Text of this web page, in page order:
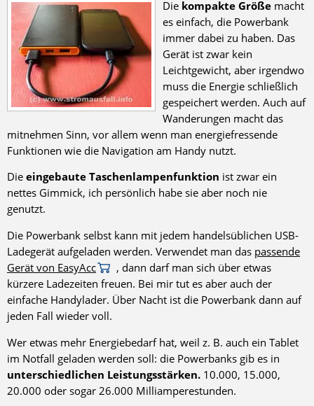
Die kompakte Größe macht
es einfach, die Powerbank
immer dabei zu haben. Das
Gerät ist zwar kein
Leichtgewicht, aber irgendwo
muss die Energie schließlich
gespeichert werden. Auch auf
Wanderungen macht das
mitnehmen Sinn, vor allem wenn man energiefressende
Funktionen wie die Navigation am Handy nutzt.
Die eingebaute Taschenlampenfunktion ist zwar ein
nettes Gimmick, ich persönlich habe sie aber noch nie
genutzt.
Die Powerbank selbst kann mit jedem handelsüblichen USB-
Ladegerät aufgeladen werden. Verwendet man das passende
Gerät von EasyAcc
, dann darf man sich über etwas
kürzere Ladezeiten freuen. Bei mir tut es aber auch der
einfache Handylader. Über Nacht ist die Powerbank dann auf
jeden Fall wieder voll.
Wer etwas mehr Energiebedarf hat, weil z. B. auch ein Tablet
im Notfall geladen werden soll: die Powerbanks gib es in
unterschiedlichen Leistungsstärken. 10.000, 15.000,
20.000 oder sogar 26.000 Milliamperestunden.